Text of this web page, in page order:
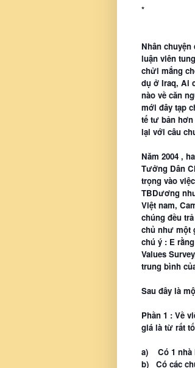
*
Nhân
luận viên
chửi mắng
dụ ở Iraq, Ai
nào về căn
mới đây tạp
tế tư bản
lại với câu
Năm 2004 ,
Tưởng Dân
trọng vào
TBDương
Việt nam,
chúng đều
chủ như một
chú ý : E
Values
trung bình
Sau đây là
Phần 1 : Về
giá là từ rất
a) Có 1
b) Có các